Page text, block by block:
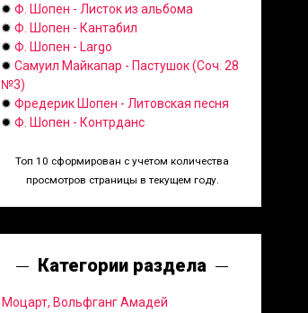
✹ Ф. Шопен - Листок из альбома
✹ Ф. Шопен - Кантабил
✹ Ф. Шопен - Largo
✹ Самуил Майкапар - Пастушок (Соч. 28
№3)
✹ Фредерик Шопен - Литовская песня
✹ Ф. Шопен - Контрданс
Топ 10 сформирован с учетом количества
просмотров страницы в текущем году.
Категории раздела
Моцарт, Вольфганг Амадей